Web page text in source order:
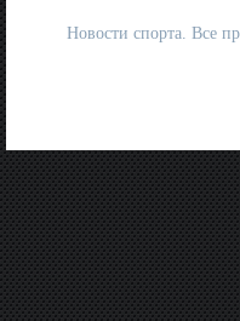
Новости спорта. Все